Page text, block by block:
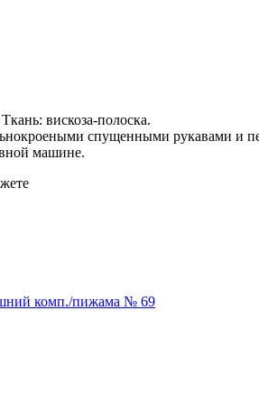
вискоза-полоска.
спущенными рукавами и
машине.